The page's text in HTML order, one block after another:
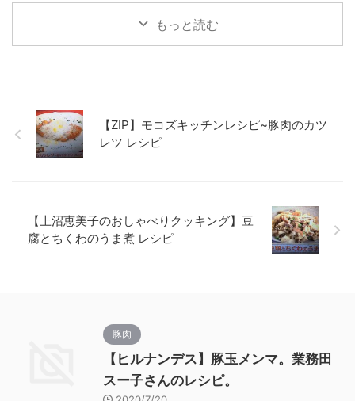
もっと読む
【ZIP】モコズキッチンレシピ~豚肉のカツ
レツ レシピ
【上沼恵美子のおしゃべりクッキング】豆
腐とちくわのうま煮 レシピ
豚肉
【ヒルナンデス】豚玉メンマ。業務田
スー子さんのレシピ。